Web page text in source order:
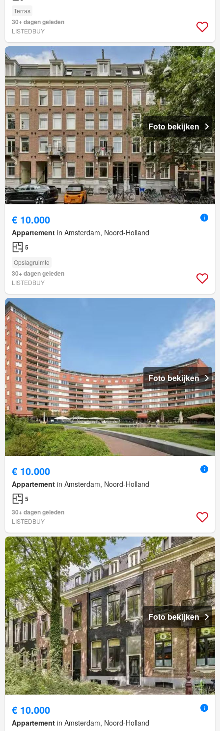
Terras
30+ dagen geleden
LISTEDBUY
Foto bekijken
€ 10.000
Appartement in Amsterdam, Noord-Holland
5
Opslagruimte
30+ dagen geleden
LISTEDBUY
Foto bekijken
€ 10.000
Appartement in Amsterdam, Noord-Holland
5
30+ dagen geleden
LISTEDBUY
Foto bekijken
€ 10.000
Appartement in Amsterdam, Noord-Holland